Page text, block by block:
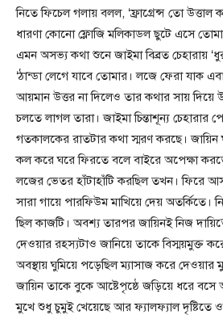
নিতে ফিচেল গলায় বলল, ‘ফ্রাগ্রেন্স তো
ধারণা কোনো ফ্লোজি মলিকাডল ছুটে এসে
এমন অসভ্য কথা শুনে জাইমা বিব্রত চেহারায়
‘ঠান্ডা লেগে যাবে তোমার। লজে ফেরা যাক
আয়মান উত্তর না দিলেও তার কথার সায়
চলতে লাগল তারা। জাইমা চিন্তাশূন্য চেহারার
গতকালকের রাতটার কথা স্মরণ করছে। জায়িন
কল করে ঘরে ফিরতে বলে বাইরে অপেক্ষা
লজের ভেতর হাঁটাহাঁটি করছিল তখন। ফিরে
সারা গায়ে পারফিউম মাখিয়ে দেয় অতর্কিতে।
ছিল কাজটি। অবশ্য তারপর জায়িনই নিজ
দেওয়ার রহস্যটাও জানিয়ে তাকে বিস্ময়মুক্ত
অবস্থায় ঘুমিয়ে পড়েছিল ম্যাসাজ করে দেওয়ার
জায়িন তাকে বুকে আষ্টেপৃষ্ঠে জড়িয়ে ধরে
মুখে শুধু চুমুই খেয়েছে আর ফ্যালফ্যাল দৃষ্টিতে